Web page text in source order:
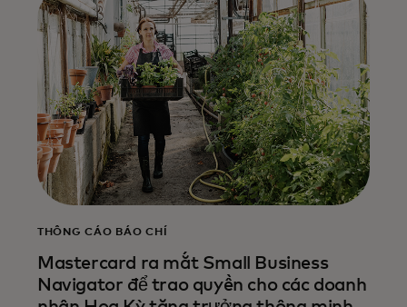
THÔNG CÁO BÁO CHÍ
Mastercard ra mắt Small Business
Navigator để trao quyền cho các doanh